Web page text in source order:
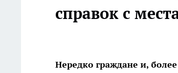
справок с
Нередко граждане и,